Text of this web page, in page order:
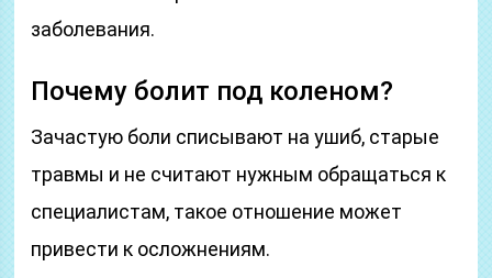
заболевания.
Почему болит под коленом?
Зачастую боли списывают на ушиб, старые
травмы и не считают нужным обращаться к
специалистам, такое отношение может
привести к осложнениям.